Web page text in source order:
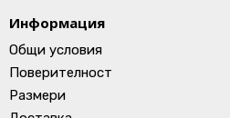
Информация
Общи условия
Поверителност
Размери